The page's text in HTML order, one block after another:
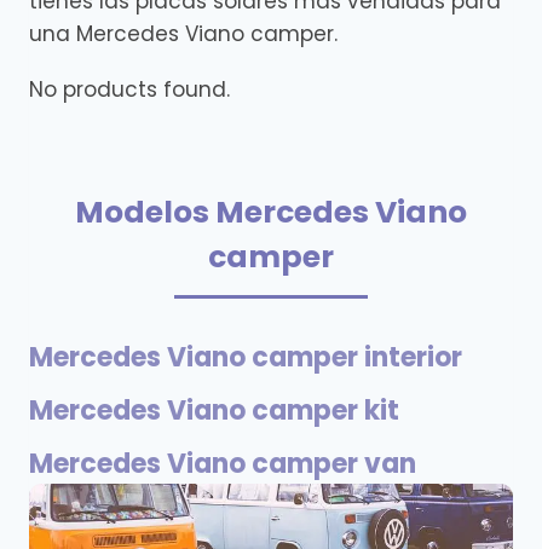
una Mercedes Viano camper.
No products found.
Modelos Mercedes Viano
camper
Mercedes Viano camper interior
Mercedes Viano camper kit
Mercedes Viano camper van